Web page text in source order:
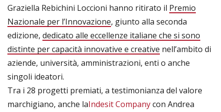
Graziella Rebichini Loccioni hanno ritirato il Premio
Nazionale per l’Innovazione, giunto alla seconda
edizione, dedicato alle eccellenze italiane che si sono
distinte per capacità innovative e creative nell’ambito di
aziende, università, amministrazioni, enti o anche
singoli ideatori.
Tra i 28 progetti premiati, a testimonianza del valore
marchigiano, anche laIndesit Companycon Andrea